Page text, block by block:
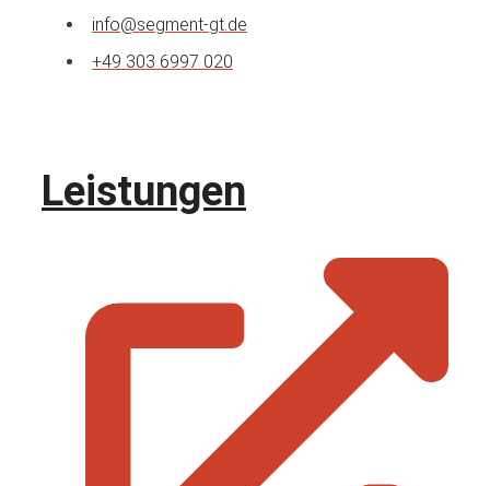
info@segment-gt.de
+49 303 6997 020
Leistungen